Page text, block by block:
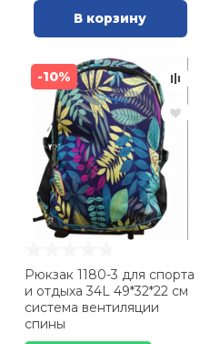
В корзину
-10%
Рюкзак 1180-3 для спорта
и отдыха 34L 49*32*22 см
система вентиляции
спины